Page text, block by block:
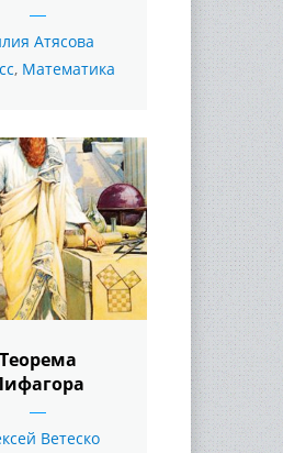
Атясова
, Математика
Теорема
Ветеско